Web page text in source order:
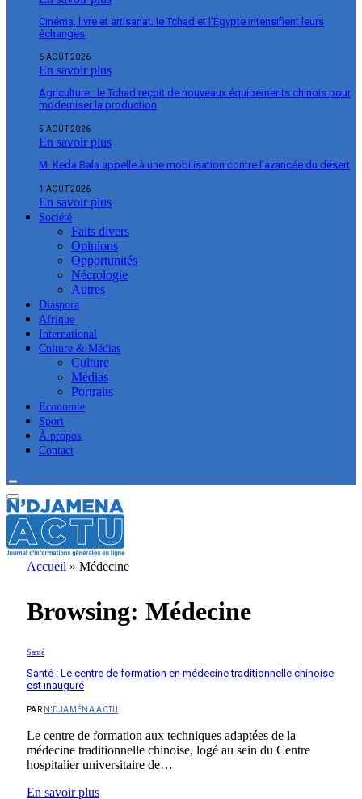
Cinéma, livre et artisanat, le Tchad et l’Égypte intensifient leurs
échanges
6 AOÛT 2026
En savoir plus
Agriculture : le Tchad reçoit de nouveaux équipements chinois pour
moderniser la production
5 AOÛT 2026
En savoir plus
M. Keda Bala appelle à une mobilisation contre l’avancée du désert
1 AOÛT 2026
En savoir plus
Société
Faits divers
Opinions
Opportunités
Nécrologie
Autres
Diaspora
Afrique
International
Culture & Médias
Culture
Médias
Portraits
Economie
Sport
À propos
Contact
Accueil » Médecine
Browsing: Médecine
Santé
Santé : Le centre de formation en médecine traditionnelle chinoise
est inauguré
PAR N'DJAMÉNA ACTU
Le centre de formation aux techniques adaptées de la
médecine traditionnelle chinoise, logé au sein du Centre
hospitalier universitaire de…
En savoir plus